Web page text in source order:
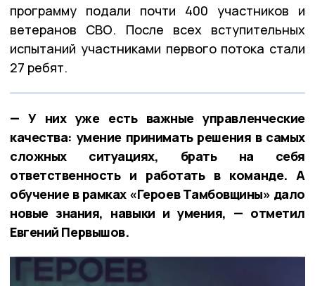
программу подали почти 400 участников и
ветеранов СВО. После всех вступительных
испытаний участниками первого потока стали
27 ребят.
— У них уже есть важные управленческие
качества: умение принимать решения в самых
сложных ситуациях, брать на себя
ответственность и работать в команде. А
обучение в рамках «Героев Тамбовщины» дало
новые знания, навыки и умения, — отметил
Евгений Первышов.